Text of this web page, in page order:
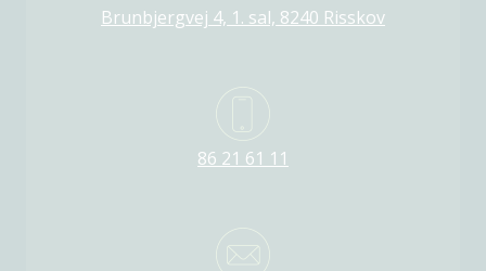
Brunbjergvej 4, 1. sal, 8240 Risskov
86 21 61 11